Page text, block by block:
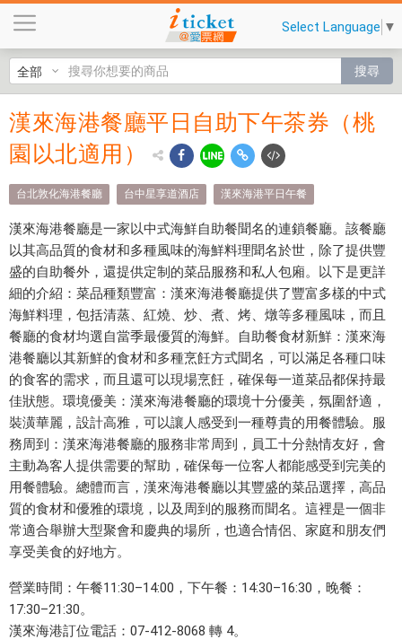
海
港
廳
平
日
自
下
午
茶
券
（
桃
園
以
北
適
用
）
$
7
9
Select Language ▼
搜尋
漢來
海港
餐廳
平日
自助
下午
茶券
（桃
園以
北適
用）
$795
- 愛
票網
漢
來
漢來海港餐廳平日自助下午茶券（桃
園以北適用）
台北敦化海港餐廳 台中星享道酒店 漢來海港平日午餐
漢來海港餐廳是一家以中式海鮮自助餐聞名的連鎖餐廳。該餐廳
以其高品質的食材和多種風味的海鮮料理聞名於世，除了提供豐
盛的自助餐外，還提供定制的菜品服務和私人包廂。以下是更詳
細的介紹： 菜品種類豐富：漢來海港餐廳提供了豐富多樣的中式
海鮮料理，包括清蒸、紅燒、炒、煮、烤、燉等多種風味，而且
餐廳的食材均選自當季最優質的海鮮。
自助餐食材新鮮：漢來海
港餐廳以其新鮮的食材和多種烹飪方式聞名，可以滿足各種口味
的食客的需求，而且還可以現場烹飪，確保每一道菜品都保持最
佳狀態。 環境優美：漢來海港餐廳的環境十分優美，氛圍舒適，
裝潢華麗，設計高雅，可以讓人感受到一種尊貴的用餐體驗。
服
務周到：漢來海港餐廳的服務非常周到，員工十分熱情友好，會
主動為客人提供需要的幫助，確保每一位客人都能感受到完美的
用餐體驗。 總體而言，漢來海港餐廳以其豐盛的菜品選擇，高品
質的食材和優雅的環境，以及周到的服務而聞名。這裡是一個非
常適合舉辦大型聚會和慶典的場所，也適合情侶、家庭和朋友們
享受美食的好地方。
營業時間：午餐11:30–14:00，下午餐：14:30–16:30，晚餐：
17:30–21:30。
漢來海港訂位電話：07-412-8068 轉 4。